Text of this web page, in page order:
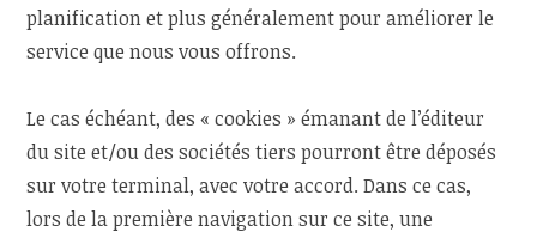
planification et plus généralement pour améliorer le
service que nous vous offrons.
Le cas échéant, des « cookies » émanant de l’éditeur
du site et/ou des sociétés tiers pourront être déposés
sur votre terminal, avec votre accord. Dans ce cas,
lors de la première navigation sur ce site, une